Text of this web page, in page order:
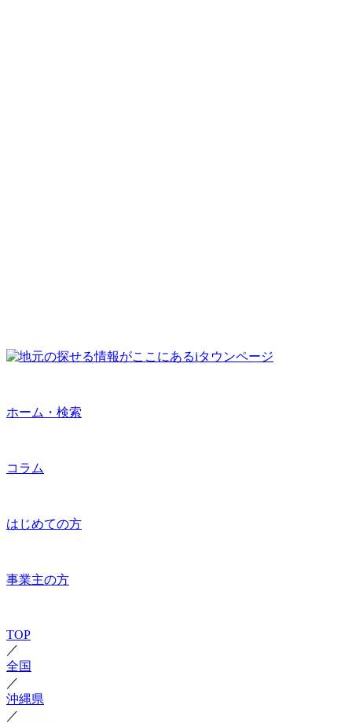
ホーム・検索
コラム
はじめての方
事業主の方
TOP
／
全国
／
沖縄県
／